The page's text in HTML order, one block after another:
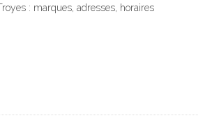
: marques, adresses, horaires